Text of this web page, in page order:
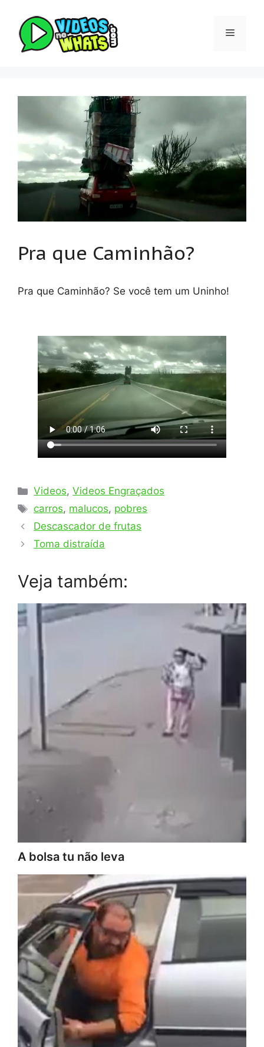
conteúdo
Menu
Pra que Caminhão?
Pra que Caminhão? Se você tem um Uninho!
Categorias
Videos,Videos Engraçados
Tags
carros, malucos, pobres
Descascador de frutas
Toma distraída
Veja também:
A bolsa tu não leva